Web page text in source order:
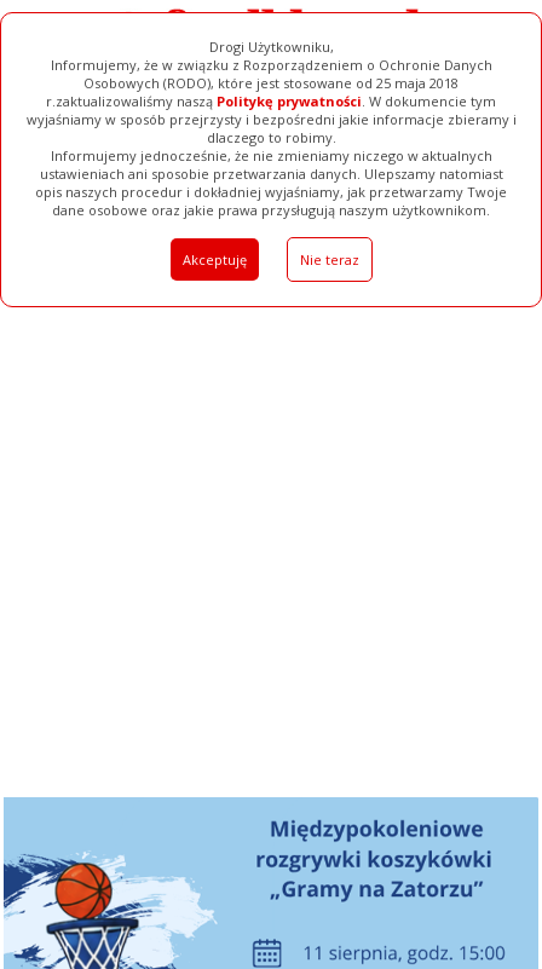
Drogi Użytkowniku,
Informujemy, że w związku z Rozporządzeniem o Ochronie Danych
Osobowych (RODO), które jest stosowane od 25 maja 2018
r.zaktualizowaliśmy naszą Politykę prywatności. W dokumencie tym
wyjaśniamy w sposób przejrzysty i bezpośredni jakie informacje zbieramy i
dlaczego to robimy.
Informujemy jednocześnie, że nie zmieniamy niczego w aktualnych
ustawieniach ani sposobie przetwarzania danych. Ulepszamy natomiast
opis naszych procedur i dokładniej wyjaśniamy, jak przetwarzamy Twoje
dane osobowe oraz jakie prawa przysługują naszym użytkownikom.
Akceptuję Nie teraz
Ogłoszenia Filmy Galerie Baza Firm Pełna Wersja